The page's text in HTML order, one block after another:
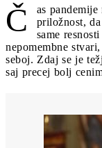
Č
as
priložnost,
same
nepomembne
seboj. Zdaj se je
saj precej bolj